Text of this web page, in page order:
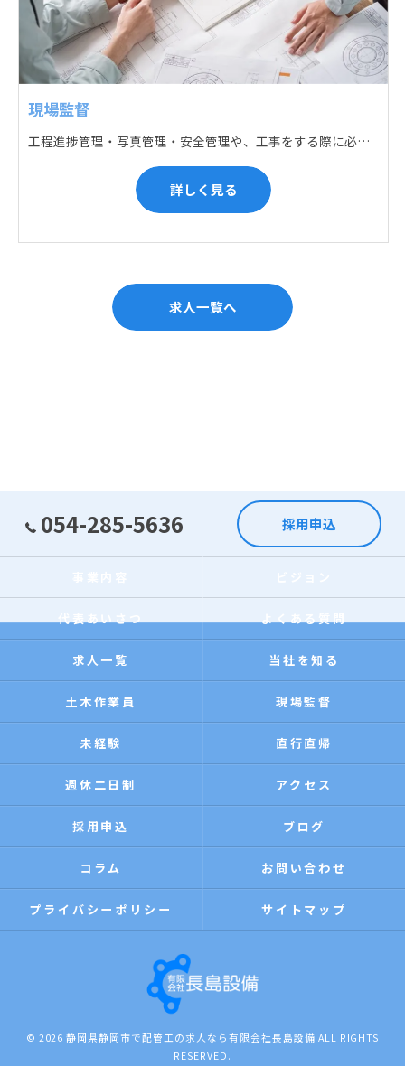
現場監督
工程進捗管理・写真管理・安全管理や、工事をする際に必要な各種書類作成・届出 (申請) などの現場管理業務をお任せします。遅れている箇所のサポートに入るなど、臨機応変な対応が必要になります。
詳しく見る
求人一覧へ
054-285-5636 採用申込
代表あいさつ よくある質問
求人一覧 当社を知る
土木作業員 現場監督
未経験 直行直帰
週休二日制 アクセス
採用申込 ブログ
コラム お問い合わせ
プライバシーポリシー サイトマップ
© 2026 静岡県静岡市で配管工の求人なら有限会社長島設備 ALL RIGHTS
RESERVED.